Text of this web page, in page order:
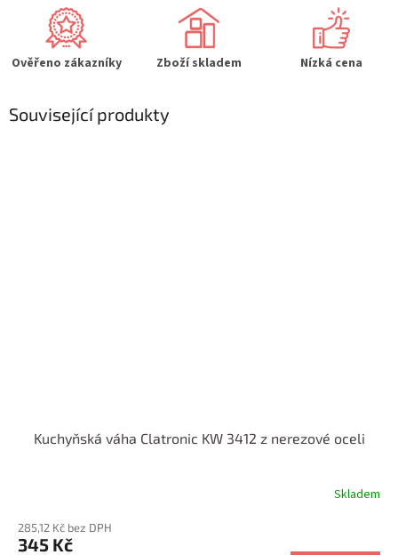
Ověřeno zákazníky Zboží skladem Nízká cena
Související produkty
Kuchyňská váha Clatronic KW 3412 z nerezové oceli
Skladem
285,12 Kč bez DPH
345 Kč